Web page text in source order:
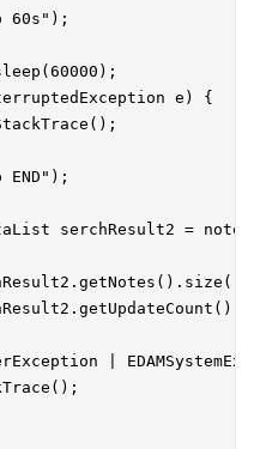
60s");
e) {
END");
serchResult2 =
|